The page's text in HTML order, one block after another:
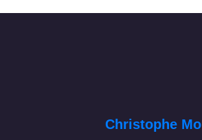
Christophe